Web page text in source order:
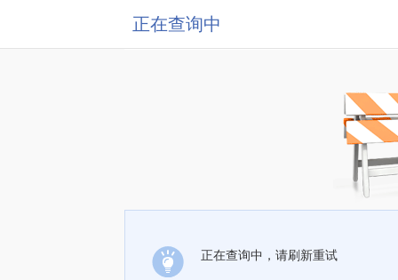
正在查询中
正在查询中，请刷新重试